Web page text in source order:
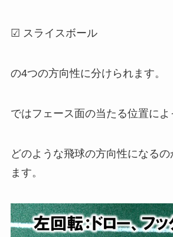
☑ スライスボール
の4つの方向性に分けられます。
ではフェース面の当たる位置によ
どのような飛球の方向性になるの
ます。